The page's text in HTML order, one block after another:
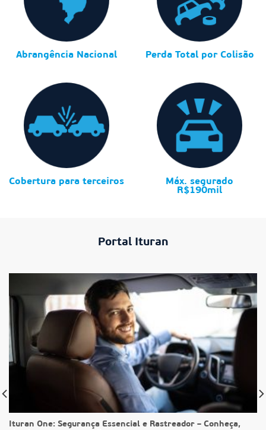
Abrangência Nacional Perda Total por Colisão
Cobertura para terceiros
Máx. segurado
R$190mil
Portal Ituran
Ituran One: Segurança Essencial e Rastreador – Conheça,